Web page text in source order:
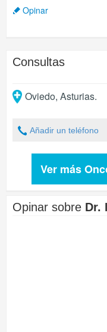
Opinar
Consultas
Oviedo, Asturias.
Añadir un teléfono
Ver más
Opinar sobre Dr.